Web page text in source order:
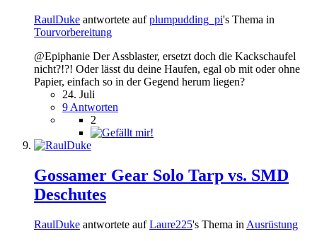
RaulDuke antwortete aufplumpudding_pi's Thema in
Tourvorbereitung
@Epiphanie Der Assblaster, ersetzt doch die Kackschaufel
nicht?!?! Oder lässt du deine Haufen, egal ob mit oder ohne
Papier, einfach so in der Gegend herum liegen?
24. Juli
9 Antworten
2
Gossamer Gear Solo Tarp vs. SMD
Deschutes
RaulDuke antwortete aufLaure225's Thema in Ausrüstung